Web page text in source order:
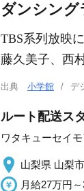
ダンシング
TBS系列放映
藤久美子、西
出典 小学館 デ
ルート配送ス
ワタキューセイ
山梨県 山梨市
月給27万円